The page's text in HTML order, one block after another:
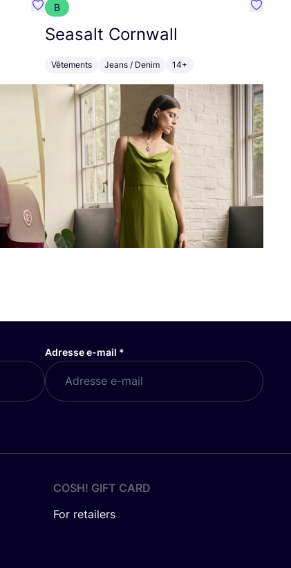
Préféré {nom}
B
Seasalt Cornwall
Vêtements Jeans / Denim 14+
Adresse e-mail *
COSH! GIFT CARD
For retailers